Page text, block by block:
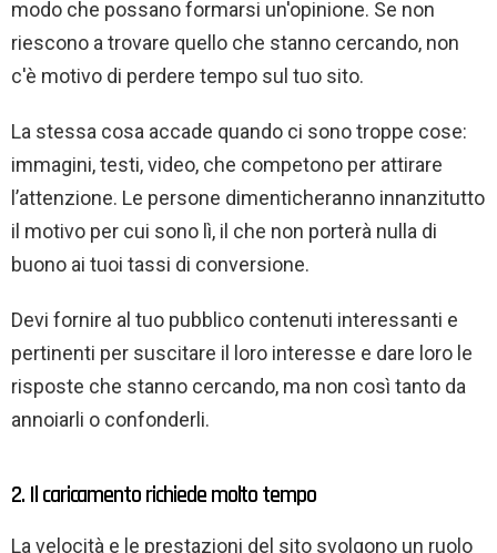
modo che possano formarsi un'opinione. Se non
riescono a trovare quello che stanno cercando, non
c'è motivo di perdere tempo sul tuo sito.
La stessa cosa accade quando ci sono troppe cose:
immagini, testi, video, che competono per attirare
l’attenzione. Le persone dimenticheranno innanzitutto
il motivo per cui sono lì, il che non porterà nulla di
buono ai tuoi tassi di conversione.
Devi fornire al tuo pubblico contenuti interessanti e
pertinenti per suscitare il loro interesse e dare loro le
risposte che stanno cercando, ma non così tanto da
annoiarli o confonderli.
2. Il caricamento richiede molto tempo
La velocità e le prestazioni del sito svolgono un ruolo